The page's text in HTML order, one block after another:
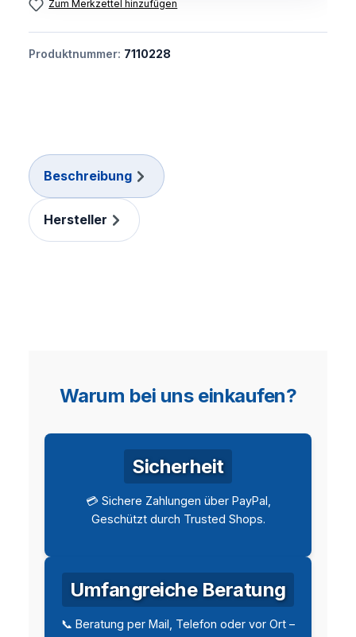
Zum Merkzettel hinzufügen
Produktnummer: 7110228
Beschreibung
Hersteller
Warum bei uns einkaufen?
Sicherheit
💳 Sichere Zahlungen über PayPal,
Geschützt durch Trusted Shops.
Umfangreiche Beratung
📞 Beratung per Mail, Telefon oder vor Ort –